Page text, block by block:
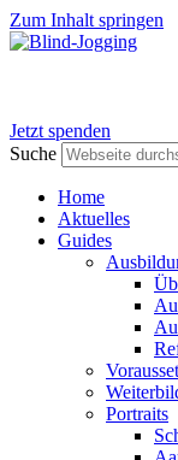
Zum Inhalt springen
Jetzt spenden
Suche
Home
Aktuelles
Guides
Portraits